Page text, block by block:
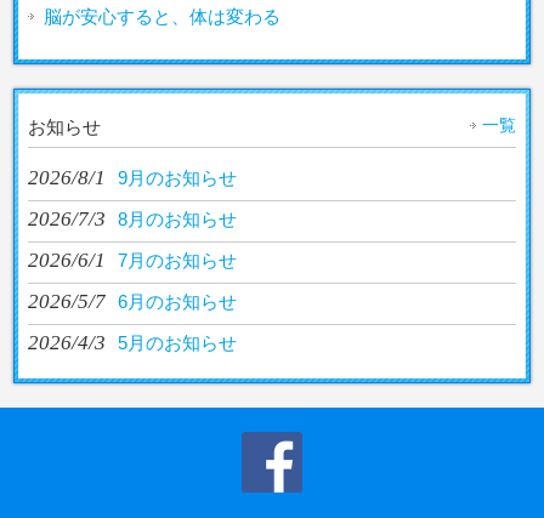
脳が安心すると、体は変わる
お知らせ 一覧
2026/8/1 9月のお知らせ
2026/7/3 8月のお知らせ
2026/6/1 7月のお知らせ
2026/5/7 6月のお知らせ
2026/4/3 5月のお知らせ